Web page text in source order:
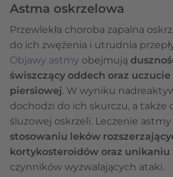
Astma oskrzelowa
Przewlekła choroba zapalna
do ich zwężenia i utrudnia
Objawy astmy obejmują
świszczący oddech oraz
piersiowej. W wyniku
dochodzi do ich skurczu, a także
śluzowej oskrzeli. Leczenie
stosowaniu leków
kortykosteroidów oraz unikaniu
czynników wyzwalających ataki.